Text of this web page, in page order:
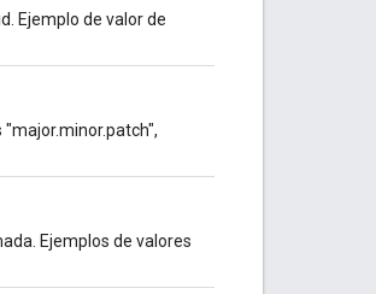
Ejemplo de valor de
"major.minor.patch",
Ejemplos de valores